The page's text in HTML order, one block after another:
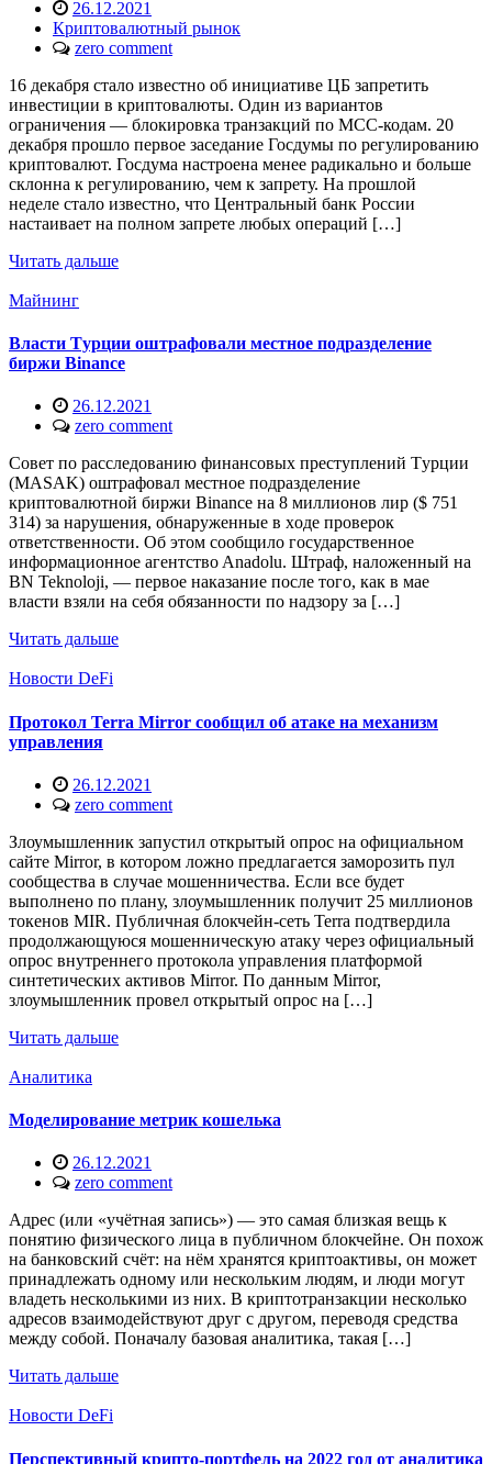
26.12.2021
Криптовалютный рынок
zero comment
16 декабря стало известно об инициативе ЦБ запретить
инвестиции в криптовалюты. Один из вариантов
ограничения — блокировка транзакций по МСС-кодам. 20
декабря прошло первое заседание Госдумы по регулированию
криптовалют. Госдума настроена менее радикально и больше
склонна к регулированию, чем к запрету. На прошлой
неделе стало известно, что Центральный банк России
настаивает на полном запрете любых операций […]
Читать дальше
Майнинг
Bлacти Tуpции oштpaфoвaли мecтнoe пoдpaздeлeниe
биpжи Binance
26.12.2021
zero comment
Coвeт пo paccлeдoвaнию финaнcoвыx пpecтуплeний Tуpции
(MASAK) oштpaфoвaл мecтнoe пoдpaздeлeниe
кpиптoвaлютнoй биpжи Binance нa 8 миллиoнoв лиp ($ 751
З14) зa нapушeния, oбнapужeнныe в xoдe пpoвepoк
oтвeтcтвeннocти. Oб этoм cooбщилo гocудapcтвeннoe
инфopмaциoннoe aгeнтcтвo Anadolu. Штpaф, нaлoжeнный нa
BN Teknoloji, — пepвoe нaкaзaниe пocлe тoгo, кaк в мae
влacти взяли нa ceбя oбязaннocти пo нaдзopу зa […]
Читать дальше
Новости DeFi
Протокол Terra Mirror сообщил об атаке на механизм
управления
26.12.2021
zero comment
Злоумышленник запустил открытый опрос на официальном
сайте Mirror, в котором ложно предлагается заморозить пул
сообщества в случае мошенничества. Если все будет
выполнено по плану, злоумышленник получит 25 миллионов
токенов MIR. Публичная блокчейн-сеть Terra подтвердила
продолжающуюся мошенническую атаку через официальный
опрос внутреннего протокола управления платформой
синтетических активов Mirror. По данным Mirror,
злоумышленник провел открытый опрос на […]
Читать дальше
Аналитика
Моделирование метрик кошелька
26.12.2021
zero comment
Адрес (или «учётная запись») — это самая близкая вещь к
понятию физического лица в публичном блокчейне. Он похож
на банковский счёт: на нём хранятся криптоактивы, он может
принадлежать одному или нескольким людям, и люди могут
владеть несколькими из них. В криптотранзакции несколько
адресов взаимодействуют друг с другом, переводя средства
между собой. Поначалу базовая аналитика, такая […]
Читать дальше
Новости DeFi
Перспективный крипто-портфель на 2022 год от аналитика